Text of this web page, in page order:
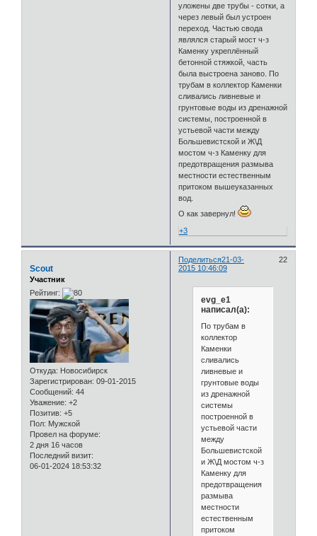
уложены две трубы - сотки, а
через левый был устроен
переход. Частью свода
являлся старый мост ч-з
Каменку укреплённый
бетонной стяжкой, часть
была выстроена заново. По
трубам в коллектор Каменки
сливались ливневые и
грунтовые воды из дренажной
системы, построенной в
устьевой части между
Большевистской и Ж\Д
мостом ч-з Каменку для
предотвращения размыва
местности естественным
притоком вышеуказанных
вод.
О как завернул!
+3
Поделиться 22
21-03-
2015 10:46:09
Scout
Участник
Рейтинг:
Откуда: Новосибирск
Зарегистрирован: 09-01-2015
Сообщений: 44
Уважение: +2
Позитив: +5
Пол: Мужской
Провел на форуме:
2 дня 16 часов
Последний визит:
06-01-2024 18:53:32
evg_e1
написал(а):
По трубам в
коллектор
Каменки
сливались
ливневые и
грунтовые воды
из дренажной
системы
построенной в
устьевой части
между
Большевистской
и Ж\Д мостом ч-з
Каменку для
предотвращения
размыва
местности
естественным
притоком